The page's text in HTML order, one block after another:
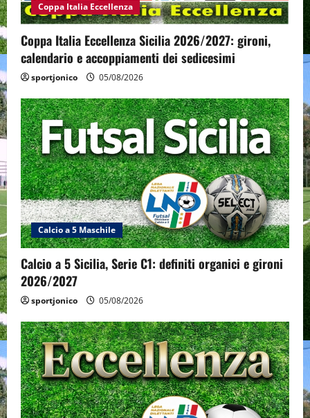
Coppa Italia Eccellenza
Coppa Italia Eccellenza Sicilia 2026/2027: gironi,
calendario e accoppiamenti dei sedicesimi
sportjonico 05/08/2026
Calcio a 5 Maschile
Calcio a 5 Sicilia, Serie C1: definiti organici e gironi
2026/2027
sportjonico 05/08/2026